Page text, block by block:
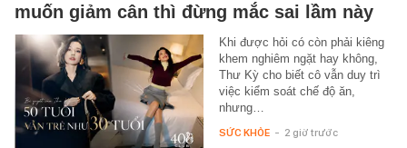
muốn giảm cân thì đừng mắc sai lầm này
Khi được hỏi có còn phải kiêng
khem nghiêm ngặt hay không,
Thư Kỳ cho biết cô vẫn duy trì
việc kiểm soát chế độ ăn,
nhưng…
SỨC KHỎE - 2 giờ trước